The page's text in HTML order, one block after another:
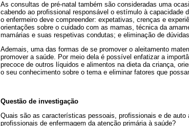
As consultas de pré-natal também são consideradas uma
cabendo ao profissional responsável o estímulo à capacidade
o enfermeiro deve compreender: expetativas, crenças e
orientações sobre o cuidado com as mamas, técnica da
mamárias e suas respetivas condutas; e eliminação de
Ademais, uma das formas de se promover o aleitamento
promover a saúde. Por meio dela é possível enfatizar a
precoce de outros líquidos e alimentos na dieta da criança,
o seu conhecimento sobre o tema e eliminar fatores que
Questão de investigação
Quais são as características pessoais, profissionais e de
profissionais de enfermagem da atenção primária à saúde?